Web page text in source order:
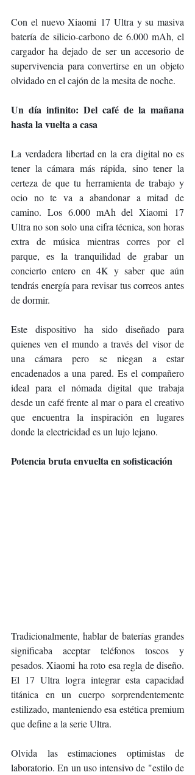
Con el nuevo Xiaomi 17 Ultra y su masiva
batería de silicio-carbono de 6.000 mAh, el
cargador ha dejado de ser un accesorio de
supervivencia para convertirse en un objeto
olvidado en el cajón de la mesita de noche.
Un día infinito: Del café de la mañana
hasta la vuelta a casa
La verdadera libertad en la era digital no es
tener la cámara más rápida, sino tener la
certeza de que tu herramienta de trabajo y
ocio no te va a abandonar a mitad de
camino. Los 6.000 mAh del Xiaomi 17
Ultra no son solo una cifra técnica, son horas
extra de música mientras corres por el
parque, es la tranquilidad de grabar un
concierto entero en 4K y saber que aún
tendrás energía para revisar tus correos antes
de dormir.
Este dispositivo ha sido diseñado para
quienes ven el mundo a través del visor de
una cámara pero se niegan a estar
encadenados a una pared. Es el compañero
ideal para el nómada digital que trabaja
desde un café frente al mar o para el creativo
que encuentra la inspiración en lugares
donde la electricidad es un lujo lejano.
Potencia bruta envuelta en sofisticación
Tradicionalmente, hablar de baterías grandes
significaba aceptar teléfonos toscos y
pesados. Xiaomi ha roto esa regla de diseño.
El 17 Ultra logra integrar esta capacidad
titánica en un cuerpo sorprendentemente
estilizado, manteniendo esa estética premium
que define a la serie Ultra.
Olvida las estimaciones optimistas de
laboratorio. En un uso intensivo de "estilo de